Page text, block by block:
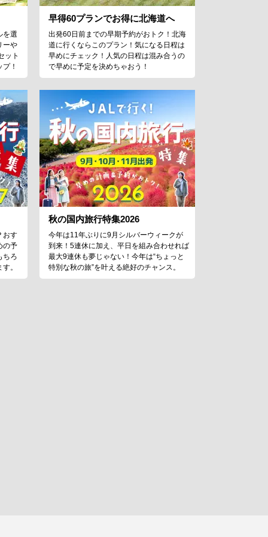
を選
ーや
ット
！
早得60プランでお得に北海道へ
出発60日前までの早期予約がおトク！北海
道に行くならこのプラン！気になる日程は
早めにチェック！人気の日程は混み合うの
で早めに予定を決めちゃおう！
おす
の予
ちろ
。
秋の国内旅行特集2026
今年は11年ぶりに9月シルバーウィークが
到来！5連休に加え、平日を組み合わせれば
最大9連休も夢じゃない！今年は“ちょっと
特別な秋の旅”を叶える絶好のチャンス。